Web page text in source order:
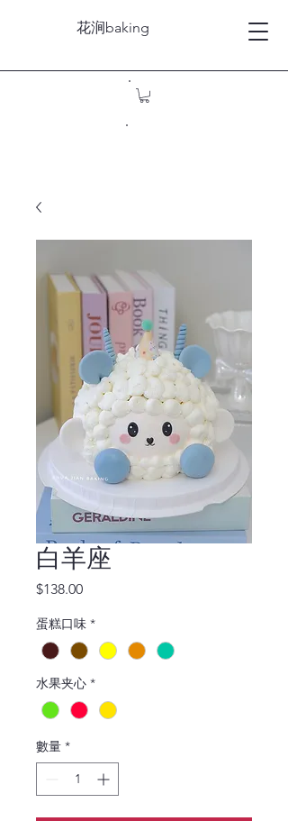
花涧baking
白羊座
$138.00價
蛋糕口味 *
水果夹心 *
數量 *